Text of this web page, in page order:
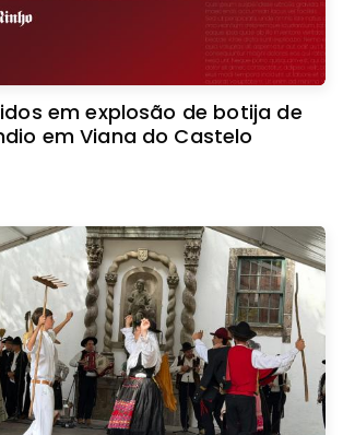
em explosão de botija de
em Viana do Castelo